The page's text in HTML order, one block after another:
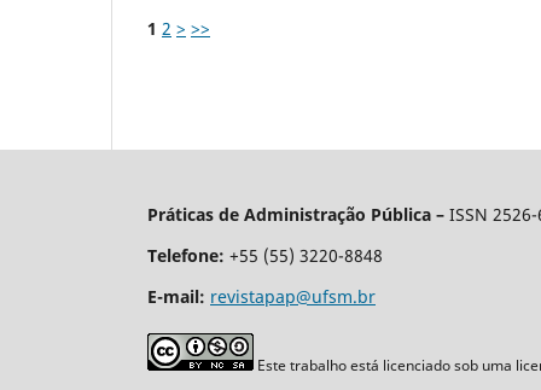
1 2 > >>
Práticas de Administração Pública – ISSN
Telefone: +55 (55) 3220-8848
E-mail: revistapap@ufsm.br
Este trabalho está licenciado sob uma